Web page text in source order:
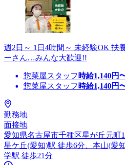
週2日～ 1日4時間～ 未経験OK 扶
ーさん…みんな大歓迎!!
惣菜屋スタッフ 時給1,140円
惣菜屋スタッフ 時給1,140円
勤務地
面接地
愛知県名古屋市千種区星が丘元町
星ケ丘(愛知)駅 徒歩6分、本山(愛
学駅 徒歩21分